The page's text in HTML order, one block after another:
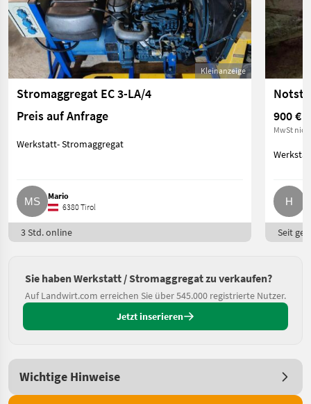
Kleinanzeige
Stromaggregat EC 3-LA/4
Preis auf Anfrage
Werkstatt- Stromaggregat
Mario
6380 Tirol
3 Std. online
900 €
MwSt
Seit
Sie haben Werkstatt / Stromaggregat zu verkaufen?
Auf Landwirt.com erreichen Sie über 545.000 registrierte Nutzer.
Jetzt inserieren
Wichtige Hinweise